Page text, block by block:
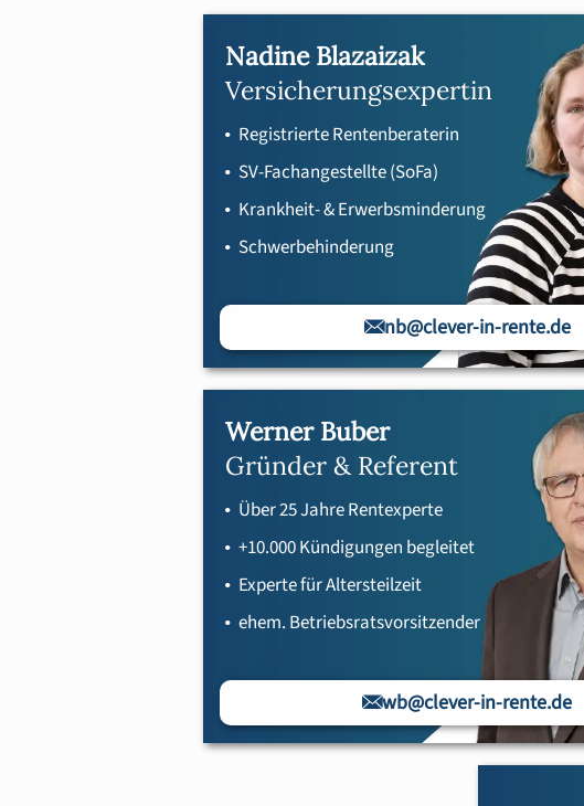
Nadine Blazaizak
Versicherungsexpertin
Registrierte Rentenberaterin
SV-Fachangestellte (SoFa)
Krankheit- & Erwerbsminderung
Schwerbehinderung
nb@clever-in-rente.de
Werner Buber
Gründer & Referent
Über 25 Jahre Rentexperte
+10.000 Kündigungen begleitet
Experte für Altersteilzeit
ehem. Betriebsratsvorsitzender
wb@clever-in-rente.de